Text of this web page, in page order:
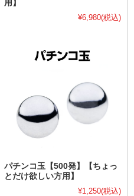
用】
¥6,980(税込)
パチンコ玉【500発】【ちょっ
とだけ欲しい方用】
¥1,250(税込)